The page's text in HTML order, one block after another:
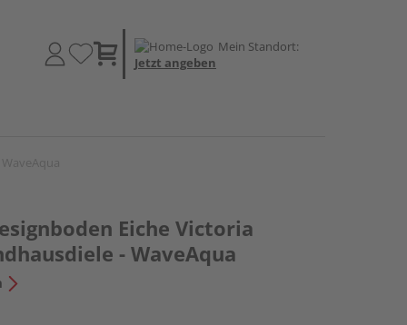
Mein Standort:
Jetzt angeben
Eiche Victoria
- WaveAqua